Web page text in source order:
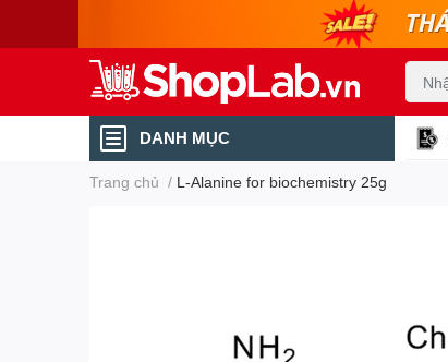
DANH MỤC
Trang chủ / L-Alanine for biochemistry 25g